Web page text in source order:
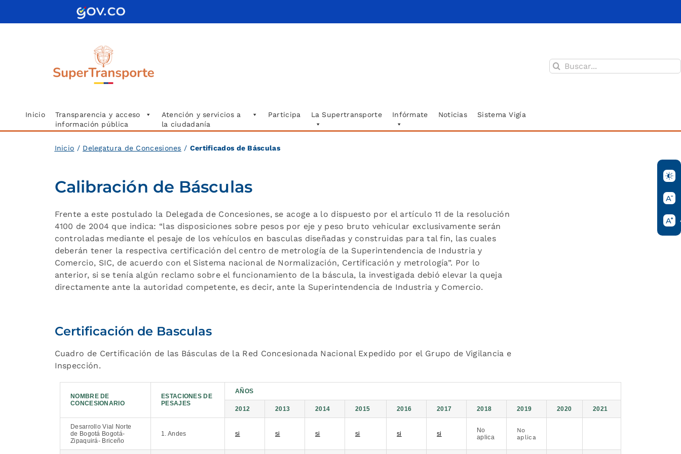
Buscar:
Inicio
Transparencia y acceso
información pública
Atención y servicios a
la ciudadanía
Participa La Supertransporte Infórmate Noticias Sistema Vigía
Inicio / Delegatura de Concesiones / Certificados de Básculas
Calibración de Básculas
Frente a este postulado la Delegada de Concesiones, se acoge a lo dispuesto por el artículo 11 de la resolución
4100 de 2004 que indica: “las disposiciones sobre pesos por eje y peso bruto vehicular exclusivamente serán
controladas mediante el pesaje de los vehículos en basculas diseñadas y construidas para tal fin, las cuales
deberán tener la respectiva certificación del centro de metrología de la Superintendencia de Industria y
Comercio, SIC, de acuerdo con el Sistema nacional de Normalización, Certificación y metrología”. Por lo
anterior, si se tenía algún reclamo sobre el funcionamiento de la báscula, la investigada debió elevar la queja
directamente ante la autoridad competente, es decir, ante la Superintendencia de Industria y Comercio.
Certificación de Basculas
Cuadro de Certificación de las Básculas de la Red Concesionada Nacional Expedido por el Grupo de Vigilancia e
Inspección.
NOMBRE DE
CONCESIONARIO
ESTACIONES DE
PESAJES
AÑOS
2012 2013 2014 2015 2016 2017 2018 2019 2020 2021
Desarrollo Vial Norte
de Bogotá Bogotá-
Zipaquirá- Briceño
1. Andes si si si si si si
No
aplica
No
aplica